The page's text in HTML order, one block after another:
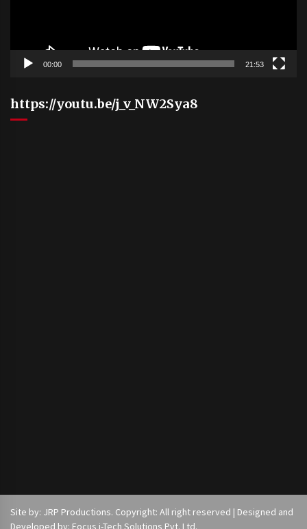
00:00 21:53
https://youtu.be/j_v_NW2Sya8
Site by: JRP Productions. Copyright: All right reserved | Designed and
Developed by: Focus i-Tech Solutions Pvt. Ltd.